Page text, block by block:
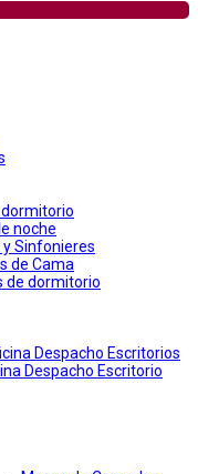
noche
Sinfonieres
de Cama
de dormitorio
Despacho Escritorios
Despacho Escritorio